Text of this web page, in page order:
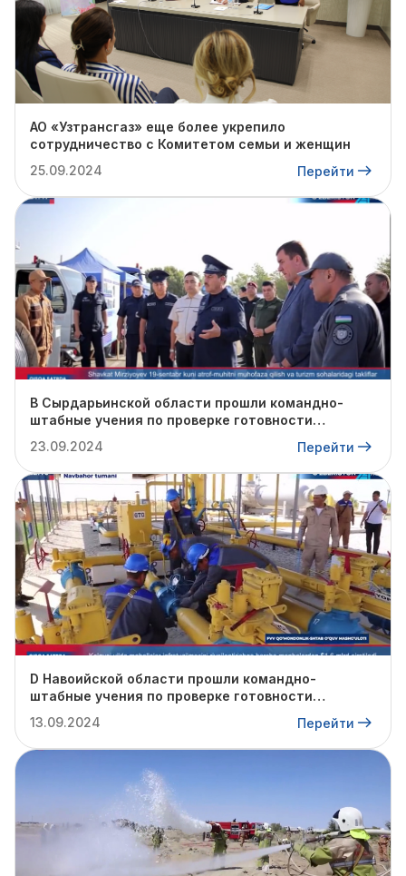
АО «Узтрансгаз» еще более укрепило
сотрудничество с Комитетом семьи и женщин
25.09.2024
Перейти
В Сырдарьинской области прошли командно-
штабные учения по проверке готовности
отопительному сезону.
23.09.2024 Перейти
D Навоийской области прошли командно-
штабные учения по проверке готовности
отопительному сезону.
13.09.2024 Перейти